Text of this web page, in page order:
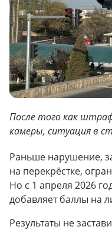
После того как
камеры, ситуация в
Раньше нарушение,
на перекрёстке,
Но с 1 апреля 2026
добавляет баллы на
Результаты не